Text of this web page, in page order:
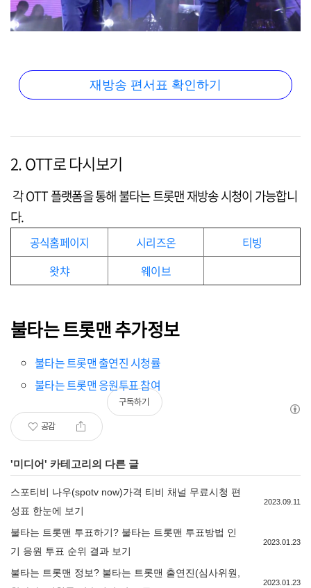
재방송 편서표 확인하기
2. OTT로 다시보기
각 OTT 플랫폼을 통해 불타는 트롯맨 재방송 시청이 가능합니
다.
공식홈페이지 시리즈온
티빙
왓챠
웨이브
불타는 트롯맨 추가정보
불타는 트롯맨 출연진 시청률
불타는 트롯맨 응원투표 참여
공감
구독하기
'미디어' 카테고리의 다른 글
스포티비 나우(spotv now)가격 티비 채널 무료시청 편
성표 한눈에 보기
2023.09.11
불타는 트롯맨 투표하기? 불타는 트롯맨 투표방법 인
기 응원 투표 순위 결과 보기
2023.01.23
불타는 트롯맨 정보? 불타는 트롯맨 출연진(심사위원,
2023.01.23